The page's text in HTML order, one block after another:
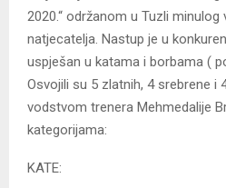
2020.“ održanom u Tuzli minulog
natjecatelja. Nastup je u
uspješan u katama i borbama (
Osvojili su 5 zlatnih, 4 srebrene i
vodstvom trenera Mehmedalije
kategorijama:
KATE: